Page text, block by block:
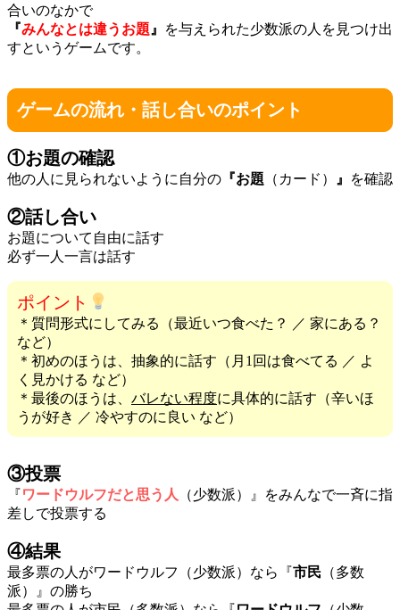
合いのなかで
『みんなとは違うお題 』
を与えられた少数派の人を見つけ出
すというゲームです。
ゲームの流れ・話し合いのポイント
①お題の確認
他の人に見られないように自分の 『お題 （カード） 』 を確認
②話し合い
お題について自由に話す
必ず一人一言は話す
ポイント
＊質問形式にしてみる（最近いつ食べた？ ／ 家にある？
など）
＊初めのほうは、抽象的に話す（月1回は食べてる ／ よ
く見かける など）
＊最後のほうは、 バレない程度に具体的に話す（辛いほ
うが好き ／ 冷やすのに良い など）
③投票
『ワードウルフだと思う人
（少数派）』をみんなで一斉に指
差しで投票する
④結果
最多票の人がワードウルフ（少数派）なら『市民 （多数
派）』の勝ち